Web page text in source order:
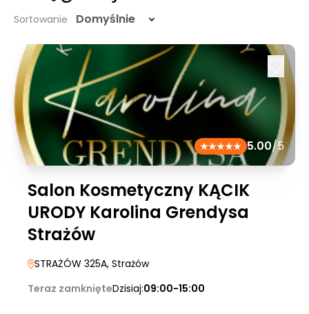
Sortowanie Domyślnie
5.00/5
Salon Kosmetyczny KĄCIK
URODY Karolina Grendysa
Strażów
STRAŻÓW 325A, Strażów
Teraz zamknięteDzisiaj:09:00-15:00